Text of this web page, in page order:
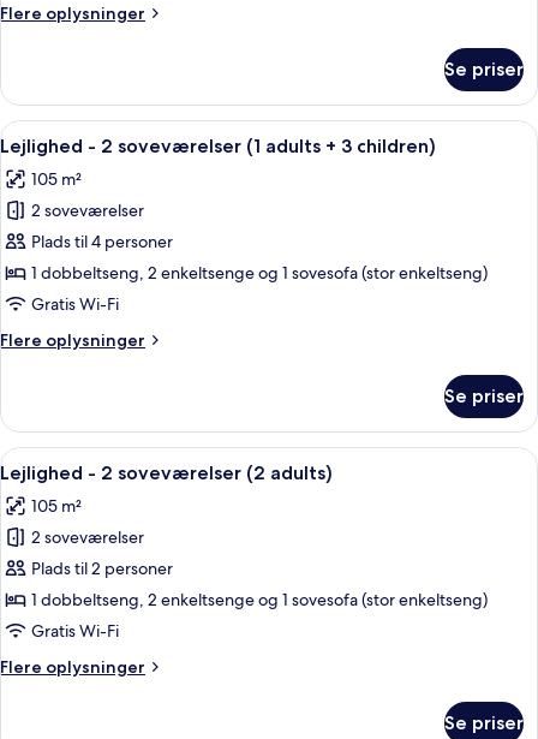
(1
children)
Flere oplysninger
Flere
-
soveværelser
adult+
2
children)
Se priser
Indlæs
alle
billeder
af
Lejlighed
-
2
(1
3
children)
2 soveværelser, pengeskab på
11
Lejlighed - 2 soveværelser (1 adults + 3 children)
105 m²
2 soveværelser
Plads til 4 personer
1 dobbeltseng, 2 enkeltsenge og 1 sovesofa (stor enkeltseng)
Gratis Wi-Fi
Flere oplysninger
Flere
-
soveværelser
adults
+
children)
Se priser
Indlæs
alle
billeder
af
Lejlighed
-
2
(2
2 soveværelser, pengeskab på
11
Lejlighed - 2 soveværelser (2 adults)
105 m²
2 soveværelser
Plads til 2 personer
1 dobbeltseng, 2 enkeltsenge og 1 sovesofa (stor enkeltseng)
Gratis Wi-Fi
Flere oplysninger
Flere
Se priser